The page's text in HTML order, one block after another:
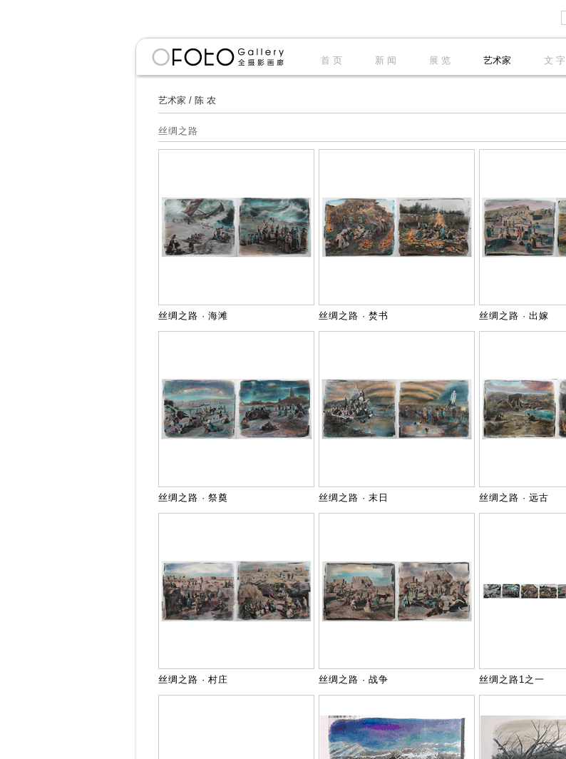
首 页 新 闻 展 览 艺术家 文 字
艺术家 / 陈 农
丝绸之路
丝绸之路 · 海滩 丝绸之路 · 焚书 丝绸之路 · 出嫁
丝绸之路 · 祭奠 丝绸之路 · 末日 丝绸之路 · 远古
丝绸之路 · 村庄 丝绸之路 · 战争 丝绸之路1之一